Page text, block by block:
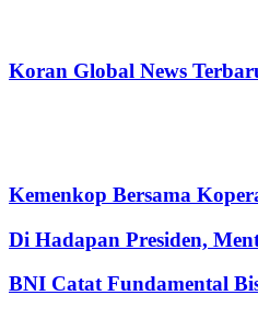
Koran Global News
Kemenkop Bersama
Di Hadapan Presiden,
BNI Catat Fundamental